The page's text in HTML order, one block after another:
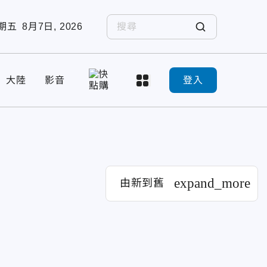
五 8月7日, 2026
大陸 影音 登入
由新到舊 expand_more